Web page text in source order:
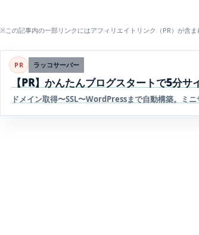
※この記事内の一部リンクにはアフィリエイトリンク（PR）が含ま
PR ラッコサーバー
【PR】かんたんブログスタートで5分サ
ドメイン取得〜SSL〜WordPressまで自動構築。ミ